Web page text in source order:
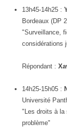
13h45-14h25 :
Bordeaux (DP
"Surveillance,
considérations
Répondant :
14h25-15h05 :
Université
"Les droits à la
problème"